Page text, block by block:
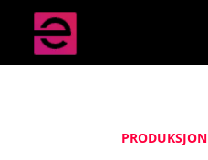
PRODUKSJON